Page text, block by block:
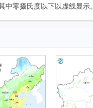
零摄氏度以下以虚线显示。